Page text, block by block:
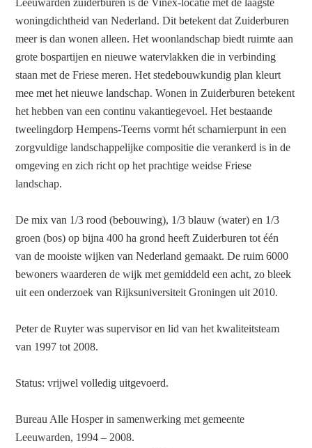
woningdichtheid van Nederland. Dit betekent dat Zuiderburen
meer is dan wonen alleen. Het woonlandschap biedt ruimte aan
grote bospartijen en nieuwe watervlakken die in verbinding
staan met de Friese meren. Het stedebouwkundig plan kleurt
mee met het nieuwe landschap. Wonen in Zuiderburen betekent
het hebben van een continu vakantiegevoel. Het bestaande
tweelingdorp Hempens-Teerns vormt hét scharnierpunt in een
zorgvuldige landschappelijke compositie die verankerd is in de
omgeving en zich richt op het prachtige weidse Friese
landschap.
De mix van 1/3 rood (bebouwing), 1/3 blauw (water) en 1/3
groen (bos) op bijna 400 ha grond heeft Zuiderburen tot één
van de mooiste wijken van Nederland gemaakt. De ruim 6000
bewoners waarderen de wijk met gemiddeld een acht, zo bleek
uit een onderzoek van Rijksuniversiteit Groningen uit 2010.
Peter de Ruyter was supervisor en lid van het kwaliteitsteam
van 1997 tot 2008.
Status: vrijwel volledig uitgevoerd.
Bureau Alle Hosper in samenwerking met gemeente
Leeuwarden, 1994 – 2008.